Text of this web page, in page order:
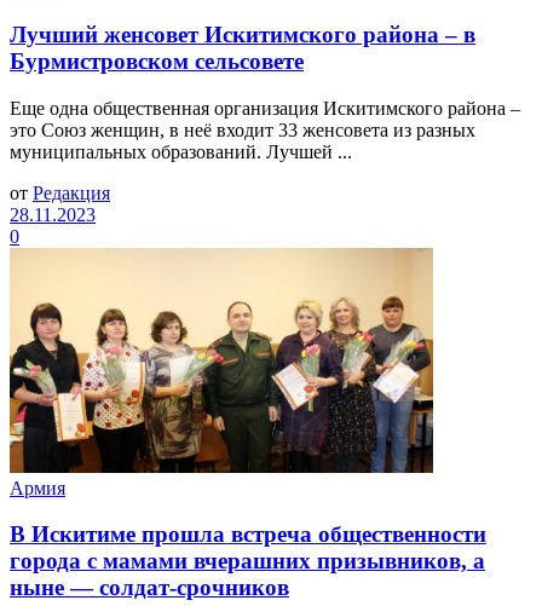
Лучший женсовет Искитимского района – в
Бурмистровском сельсовете
Еще одна общественная организация Искитимского района –
это Союз женщин, в неё входит 33 женсовета из разных
муниципальных образований. Лучшей ...
от Редакция
28.11.2023
0
Армия
В Искитиме прошла встреча общественности
города с мамами вчерашних призывников, а
ныне — солдат-срочников